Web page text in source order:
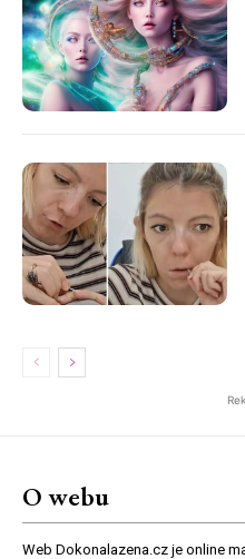
O webu
Web Dokonalazena.cz je online